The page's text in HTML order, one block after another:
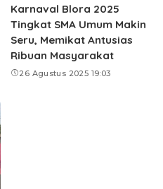
Karnaval Blora 2025
Tingkat SMA Umum Makin
Seru, Memikat Antusias
Ribuan Masyarakat
26 Agustus 2025 19:03